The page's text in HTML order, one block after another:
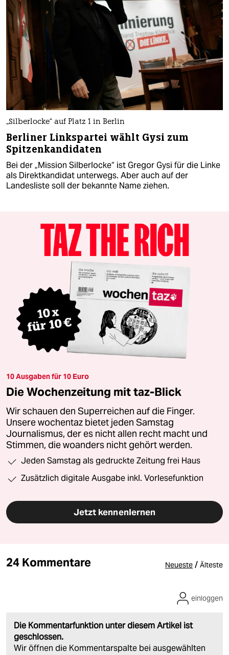
„Silberlocke“ auf Platz 1 in Berlin
Berliner Linkspartei wählt Gysi zum
Spitzenkandidaten
Bei der „Mission Silberlocke“ ist Gregor Gysi für die Linke
als Direktkandidat unterwegs. Aber auch auf der
Landesliste soll der bekannte Name ziehen.
10 Ausgaben für 10 Euro
Die Wochenzeitung mit taz-Blick
Wir schauen den Superreichen auf die Finger.
Unsere wochentaz bietet jeden Samstag
Journalismus, der es nicht allen recht macht und
Stimmen, die woanders nicht gehört werden.
Jeden Samstag als gedruckte Zeitung frei Haus
Zusätzlich digitale Ausgabe inkl. Vorlesefunktion
Jetzt kennenlernen
24 Kommentare Neueste / Älteste
Die Kommentarfunktion unter diesem Artikel ist
geschlossen.
Wir öffnen die Kommentarspalte bei ausgewählten
einloggen